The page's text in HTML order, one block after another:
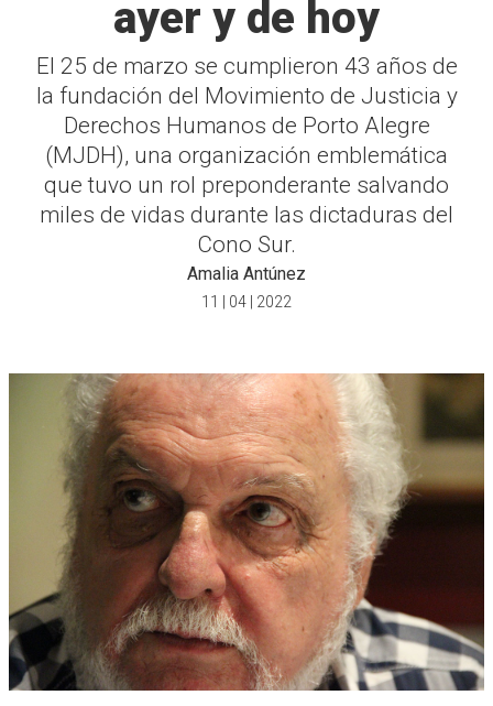
ayer y de hoy
El 25 de marzo se cumplieron 43 años de
la fundación del Movimiento de Justicia y
Derechos Humanos de Porto Alegre
(MJDH), una organización emblemática
que tuvo un rol preponderante salvando
miles de vidas durante las dictaduras del
Cono Sur.
Amalia Antúnez
11 | 04 | 2022